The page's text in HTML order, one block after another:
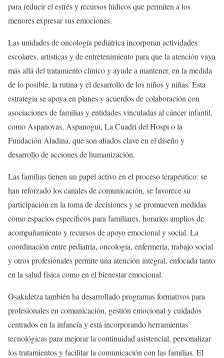
para reducir el estrés y recursos lúdicos que permiten a los
menores expresar sus emociones.
Las unidades de oncología pediátrica incorporan actividades
escolares, artísticas y de entretenimiento para que la atención vaya
más allá del tratamiento clínico y ayude a mantener, en la medida
de lo posible, la rutina y el desarrollo de los niños y niñas. Esta
estrategia se apoya en planes y acuerdos de colaboración con
asociaciones de familias y entidades vinculadas al cáncer infantil,
como Aspanovas, Aspanogui, La Cuadri del Hospi o la
Fundación Aladina, que son aliados clave en el diseño y
desarrollo de acciones de humanización.
Las familias tienen un papel activo en el proceso terapéutico: se
han reforzado los canales de comunicación, se favorece su
participación en la toma de decisiones y se promueven medidas
como espacios específicos para familiares, horarios amplios de
acompañamiento y recursos de apoyo emocional y social. La
coordinación entre pediatría, oncología, enfermería, trabajo social
y otros profesionales permite una atención integral, enfocada tanto
en la salud física como en el bienestar emocional.
Osakidetza también ha desarrollado programas formativos para
profesionales en comunicación, gestión emocional y cuidados
centrados en la infancia y está incorporando herramientas
tecnológicas para mejorar la continuidad asistencial, personalizar
los tratamientos y facilitar la comunicación con las familias. El